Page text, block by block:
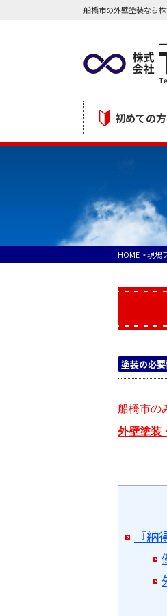
船橋市の外壁塗装なら
初めての
HOME>現場
塗装の必
船橋市の
外壁塗装
『